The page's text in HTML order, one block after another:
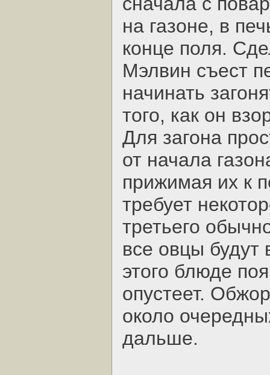
на газоне, в
конце поля.
Мэлвин съест
начинать
того, как он
Для загона
от начала
прижимая их к
требует
третьего
все овцы будут
этого блюде
опустеет.
около
дальше.